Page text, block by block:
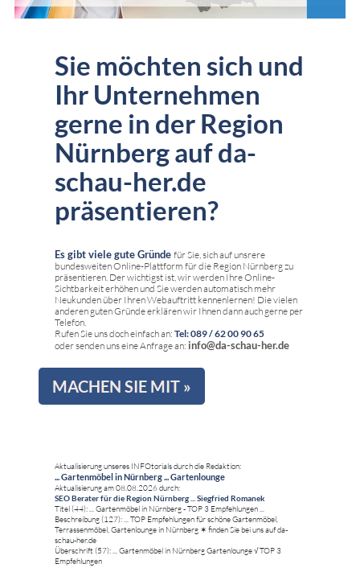
Sie möchten sich und
Ihr Unternehmen
gerne in der Region
Nürnberg auf da-
schau-her.de
präsentieren?
Es gibt viele gute Gründe für Sie, sich auf unsrere
bundesweiten Online-Plattform für die Region Nürnberg zu
präsentieren. Der wichtigst ist, wir werden Ihre Online-
Sichtbarkeit erhöhen und Sie werden automatisch mehr
Neukunden über Ihren Webauftritt kennenlernen! Die vielen
anderen guten Gründe erklären wir Ihnen dann auch gerne per
Telefon.
Rufen Sie uns doch einfach an: Tel: 089 / 62 00 90 65
oder senden uns eine Anfrage an: info@da-schau-her.de
MACHEN SIE MIT »
Aktualisierung unseres INFOtorials durch die Redaktion:
... Gartenmöbel in Nürnberg ... Gartenlounge
Aktualisierung am 08.08.2026 durch:
SEO Berater für die Region Nürnberg ... Siegfried Romanek
Titel (44): ... Gartenmöbel in Nürnberg - TOP 3 Empfehlungen ...
Beschreibung (127): ... TOP Empfehlungen für schöne Gartenmöbel,
Terrassenmöbel, Gartenlounge in Nürnberg ✶ finden Sie bei uns auf da-
schau-her.de
Überschrift (57): ... Gartenmöbel in Nürnberg Gartenlounge √ TOP 3
Empfehlungen